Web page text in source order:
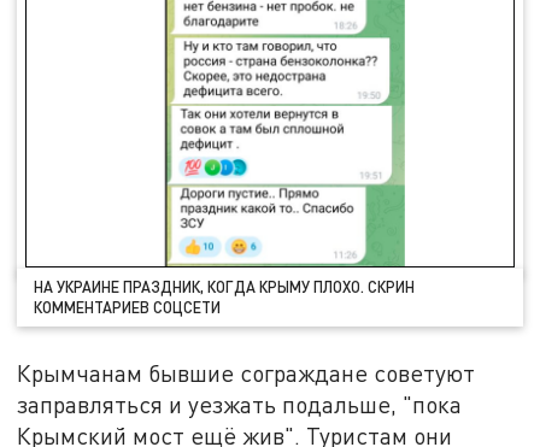
НА УКРАИНЕ ПРАЗДНИК, КОГДА КРЫМУ ПЛОХО. СКРИН
КОММЕНТАРИЕВ СОЦСЕТИ
Крымчанам бывшие сограждане советуют
заправляться и уезжать подальше, "пока
Крымский мост ещё жив". Туристам они